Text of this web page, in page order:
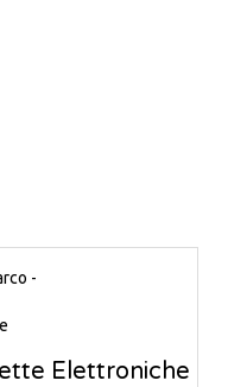
Elettroniche